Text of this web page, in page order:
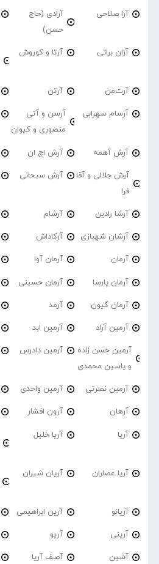
آرا صلاحی
آرادی (حاج
حسن)
آران براتی آرتا و کوروش
آرت‌من آرتن
آرسام سهرابی
آرسن و آتی
منصوری و کیوان
آرش آهمه آرش اچ ان
آرش جلالی و آقا
فرا
آرش سبحانی
آرشا رادین آرشام
آرشان شهبازی آرکاداش
آرمان آرمان آوا
آرمان پارسا آرمان حسینی
آرمان گیون آرمد
آرمین آراد آرمین ابد
آرمین حسن زاده
و یاسین محمدی
آرمین دادرس
آرمین نصرتی آرمین واحدی
آرهان آرون افشار
آریا آریا خلیل
آریا عصاران آریان شیران
آریانو آرین ابراهیمی
آرینی آریو
آشین آصف آریا